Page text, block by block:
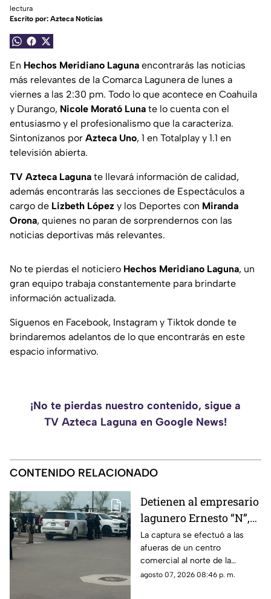
lectura
Escrito por: Azteca Noticias
En Hechos Meridiano Laguna encontrarás las noticias
más relevantes de la Comarca Lagunera de lunes a
viernes a las 2:30 pm. Todo lo que acontece en Coahuila
y Durango, Nicole Morató Luna te lo cuenta con el
entusiasmo y el profesionalismo que la caracteriza.
Sintonízanos por Azteca Uno, 1 en Totalplay y 1.1 en
televisión abierta.
TV Azteca Laguna te llevará información de calidad,
además encontrarás las secciones de Espectáculos a
cargo de Lizbeth López y los Deportes con Miranda
Orona, quienes no paran de sorprendernos con las
noticias deportivas más relevantes.
No te pierdas el noticiero Hechos Meridiano Laguna, un
gran equipo trabaja constantemente para brindarte
información actualizada.
Síguenos en Facebook, Instagram y Tiktok donde te
brindaremos adelantos de lo que encontrarás en este
espacio informativo.
¡No te pierdas nuestro contenido, sigue a
TV Azteca Laguna en Google News!
CONTENIDO RELACIONADO
Detienen al empresario
lagunero Ernesto “N”,
alias “El Güino”, tras
despliegue de
seguridad en Torreón
La captura se efectuó a las
afueras de un centro
comercial al norte de la
ciudad; le habrían asegurado
agosto 07, 2026 08:46 p. m.